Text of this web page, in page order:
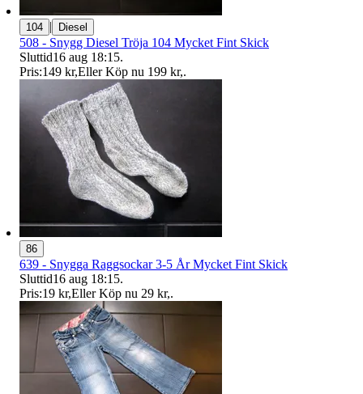
104 | Diesel
508 - Snygg Diesel Tröja 104 Mycket Fint Skick
Sluttid16 aug 18:15.
Pris:149 kr,Eller Köp nu 199 kr,.
86
639 - Snygga Raggsockar 3-5 År Mycket Fint Skick
Sluttid16 aug 18:15.
Pris:19 kr,Eller Köp nu 29 kr,.